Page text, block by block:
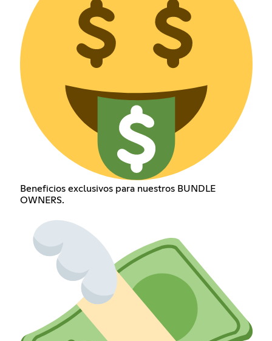
Beneficios exclusivos para nuestros BUNDLE
OWNERS.